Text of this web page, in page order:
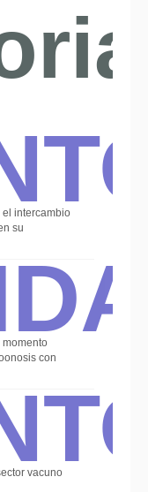
el intercambio
su
momento
con
vacuno